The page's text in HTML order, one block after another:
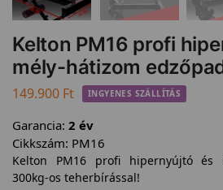
Kelton PM16 profi
mély-hátizom
149.900 Ft INGYENES SZÁLLÍTÁS
Garancia: 2 év
Cikkszám: PM16
Kelton PM16 profi hipernyújtó és
300kg-os teherbírással!